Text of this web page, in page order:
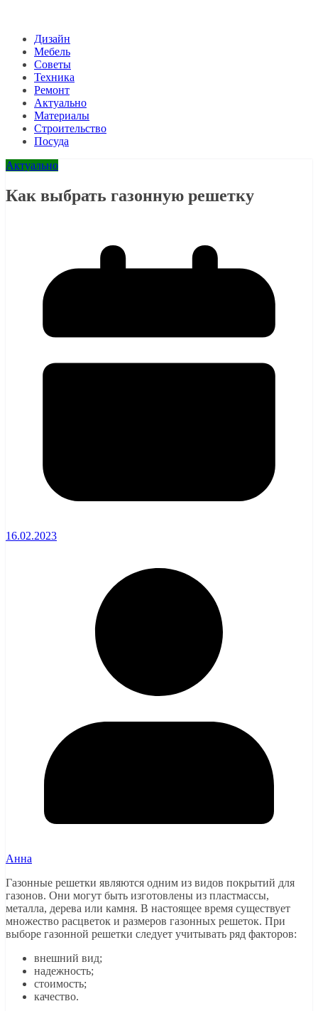
Дизайн
Мебель
Советы
Техника
Ремонт
Актуально
Материалы
Строительство
Посуда
Актуально
Как выбрать газонную решетку
16.02.2023
Анна
Газонные решетки являются одним из видов покрытий для
газонов. Они могут быть изготовлены из пластмассы,
металла, дерева или камня. В настоящее время существует
множество расцветок и размеров газонных решеток. При
выборе газонной решетки следует учитывать ряд факторов:
внешний вид;
надежность;
стоимость;
качество.